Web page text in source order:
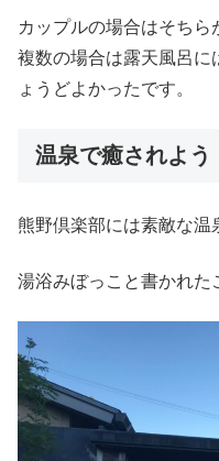
カップルの場合はそち
複数の場合は露天風呂に
ょうどよかったです。
温泉で癒されよう
熊野倶楽部には素敵な温
湯浴みぼっこと書かれた